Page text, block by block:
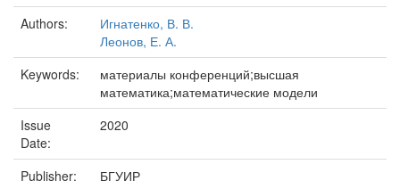
Authors:
Игнатенко, В. В.
Леонов, Е. А.
Keywords:
материалы конференций;высшая
математика;математические модели
Issue
Date:
2020
Publisher:
БГУИР